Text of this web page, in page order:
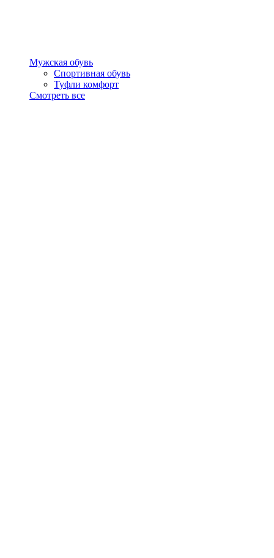
Мужская обувь
Спортивная обувь
Туфли комфорт
Смотреть все